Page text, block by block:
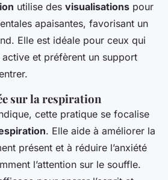
utilise des visualisations pour
apaisantes, favorisant un
Elle est idéale pour ceux qui
et préfèrent un support
sur la respiration
cette pratique se focalise
. Elle aide à améliorer la
présent et à réduire l’anxiété
l’attention sur le souffle.